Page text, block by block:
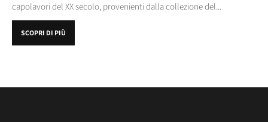
capolavori del XX secolo, provenienti dalla collezione del...
SCOPRI DI PIÙ